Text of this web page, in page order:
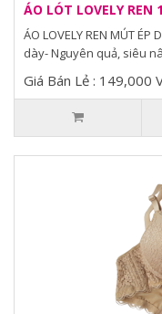
ÁO LÓT LOVELY REN
ÁO LOVELY REN MÚT
dày- Nguyên quả, siêu
Giá Bán Lẻ : 149,000